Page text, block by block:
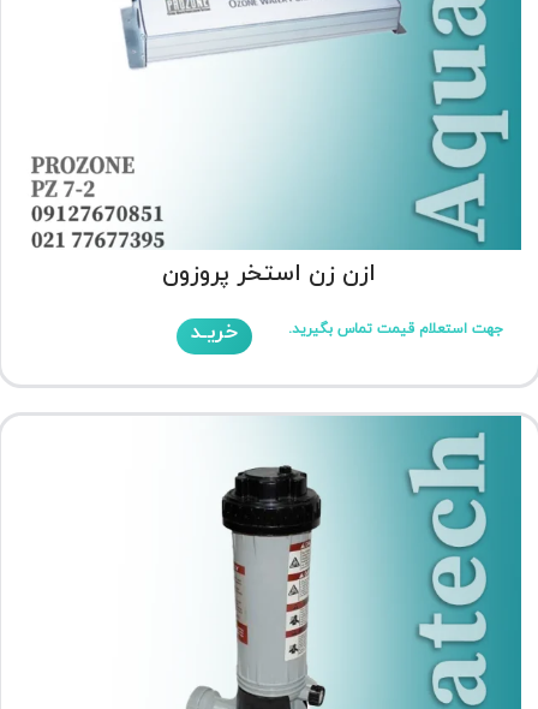
ازن زن استخر پروزون
جهت استعلام قیمت تماس بگیرید. خریـد